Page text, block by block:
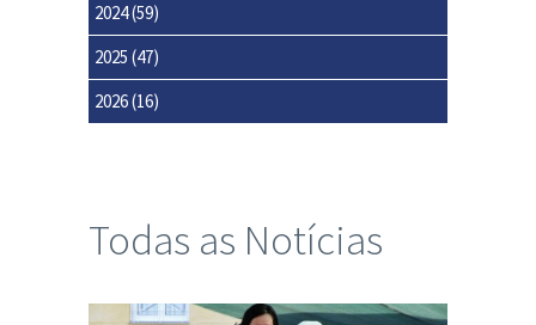
2024(59)
2025 (47)
2026(16)
Todas as Notícias